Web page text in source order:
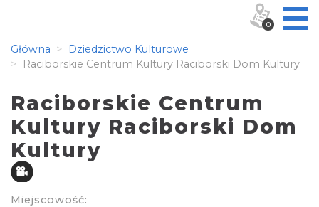
Główna
Dziedzictwo Kulturowe
Raciborskie Centrum Kultury Raciborski Dom Kultury
Raciborskie Centrum
Kultury Raciborski Dom
Kultury
Miejscowość:
0